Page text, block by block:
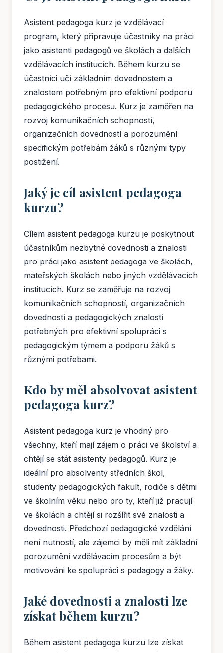
Asistent pedagoga kurz je vzdělávací
program, který připravuje účastníky na práci
jako asistenti pedagogů ve školách a dalších
vzdělávacích institucích. Během kurzu se
účastníci učí základním dovednostem a
znalostem potřebným pro efektivní podporu
pedagogického procesu. Kurz je zaměřen na
rozvoj komunikačních schopností,
organizačních dovedností a porozumění
specifickým potřebám žáků s různými typy
postižení.
Jaký je cíl asistent pedagoga
kurzu?
Cílem asistent pedagoga kurzu je poskytnout
účastníkům nezbytné dovednosti a znalosti
pro práci jako asistent pedagoga ve školách,
mateřských školách nebo jiných vzdělávacích
institucích. Kurz se zaměřuje na rozvoj
komunikačních schopností, organizačních
dovedností a pedagogických znalostí
potřebných pro efektivní spolupráci s
pedagogickým týmem a podporu žáků s
různými potřebami.
Kdo by měl absolvovat asistent
pedagoga kurz?
Asistent pedagoga kurz je vhodný pro
všechny, kteří mají zájem o práci ve školství a
chtějí se stát asistenty pedagogů. Kurz je
ideální pro absolventy středních škol,
studenty pedagogických fakult, rodiče s dětmi
ve školním věku nebo pro ty, kteří již pracují
ve školách a chtějí si rozšířit své znalosti a
dovednosti. Předchozí pedagogické vzdělání
není nutností, ale zájemci by měli mít základní
porozumění vzdělávacím procesům a být
motivováni ke spolupráci s pedagogy a žáky.
Jaké dovednosti a znalosti lze
získat během kurzu?
Během asistent pedagoga kurzu lze získat